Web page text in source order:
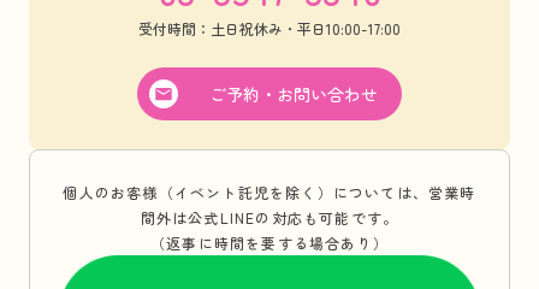
受付時間：土日祝休み・平日10:00-17:00
ご予約・お問い合わせ
個人のお客様（イベント託児を除く）については、営業時
間外は公式LINEの対応も可能です。
（返事に時間を要する場合あり）